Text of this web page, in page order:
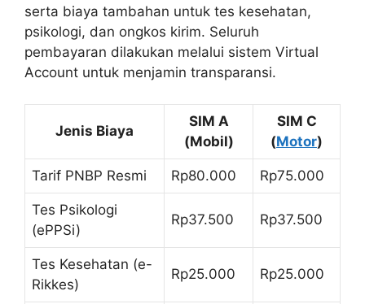
serta biaya tambahan untuk tes kesehatan,
psikologi, dan ongkos kirim. Seluruh
pembayaran dilakukan melalui sistem Virtual
Account untuk menjamin transparansi.
Jenis Biaya
SIM A
(Mobil)
SIM C
(Motor)
Tarif PNBP Resmi Rp80.000 Rp75.000
Tes Psikologi
(ePPSi)
Rp37.500 Rp37.500
Tes Kesehatan (e-
Rikkes)
Rp25.000 Rp25.000